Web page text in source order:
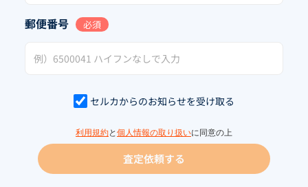
郵便番号 必須
セルカからのお知らせを受け取る
利用規約と 個人情報の取り扱いに同意の上
査定依頼する